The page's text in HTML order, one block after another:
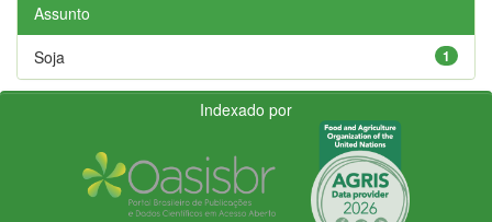
Assunto
1
Soja
Indexado por